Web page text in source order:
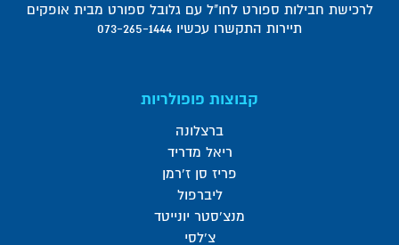
לרכישת חבילות ספורט לחו"ל עם גלובל ספורט מבית אופקים
תיירות התקשרו עכשיו 073-265-1444
קבוצות פופולריות
ברצלונה
ריאל מדריד
פריז סן ז'רמן
ליברפול
מנצ'סטר יונייטד
צ'לסי